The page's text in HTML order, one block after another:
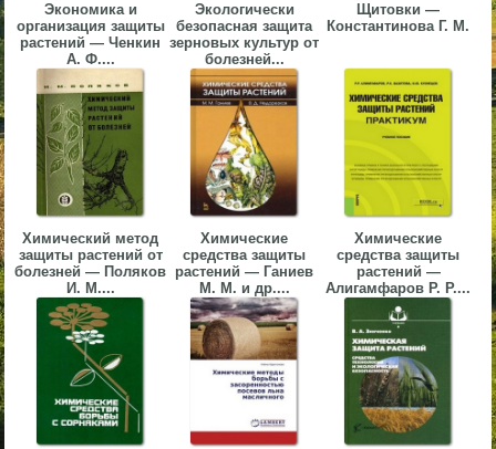
Экономика и
организация защиты
растений — Ченкин
А. Ф....
Экологически
безопасная защита
зерновых культур от
болезней...
Щитовки —
Константинова Г. М.
Химический метод
защиты растений от
болезней — Поляков
И. М....
Химические
средства защиты
растений — Ганиев
М. М. и др....
Химические
средства защиты
растений —
Алигамфаров Р. Р....
▼
▼
▼